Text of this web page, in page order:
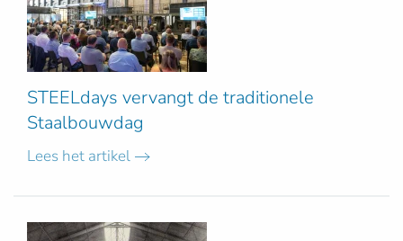
STEELdays vervangt de traditionele
Staalbouwdag
Lees het artikel